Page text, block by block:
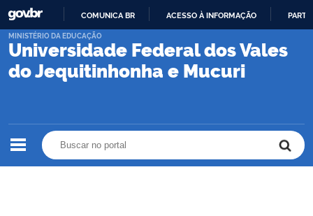
PARA
CONTEÚDO
COMUNICA BR ACESSO À INFORMAÇÃO
Universidade Federal dos Vales
do Jequitinhonha e Mucuri
MINISTÉRIO DA EDUCAÇÃO